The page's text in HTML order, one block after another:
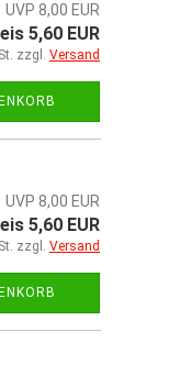
UVP 8,00 EUR
5,60 EUR
zzgl. Versand
UVP 8,00 EUR
5,60 EUR
zzgl. Versand